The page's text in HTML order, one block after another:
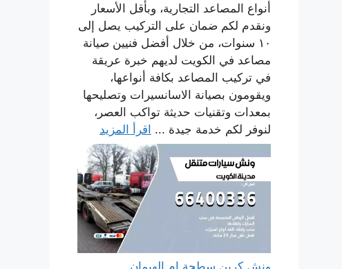
أنواع المصاعد التجارية، وبأقل الأسعار
ونقدم لكم ضمان على التركيب يصل إلى
١٠ سنوات، من خلال أفضل فنيين صيانة
مصاعد في الكويت لديهم خبرة عريقة
في تركيب المصاعد بكافة أنواعها،
ويقومون بصيانة الاسانسيرات وتصليحها
بمعدات وتقنيات حديثة تواكب العصر،
لنوفر لكم خدمة جيدة ... اقرأ المزيد
ونش كرين سطحة ام الهيمان